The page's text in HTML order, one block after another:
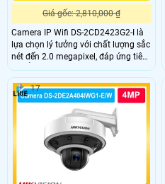
Giá gốc: 2,810,000 ₫
Camera IP Wifi DS-2CD2423G2-I là
lựa chọn lý tưởng với chất lượng sắc
nét đến 2.0 megapixel, đáp ứng tiêu
chuẩn chất lượng. Với khả năng
xem được ban đêm thông qua hồng
ngoại 10m, thiết bị này sử dụng
công nghệ IP Wifi tiên tiến, không
giảm chất lượng truyền dẫn. DWDR
120db giúp chống ngược sáng,
mang lại hình ảnh rõ nét
17